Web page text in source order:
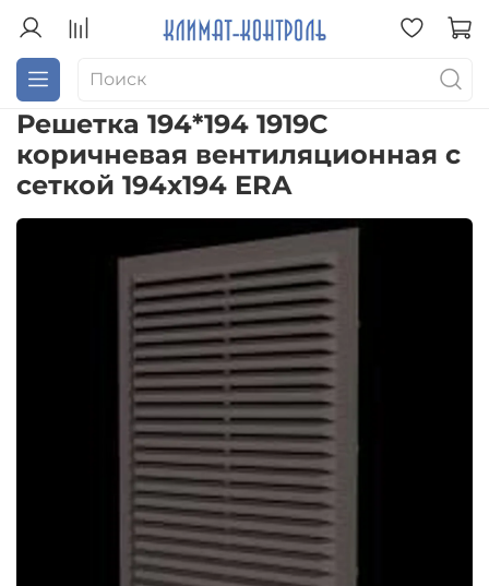
Решетка 194*194 1919С
коричневая вентиляционная с
сеткой 194х194 ERA